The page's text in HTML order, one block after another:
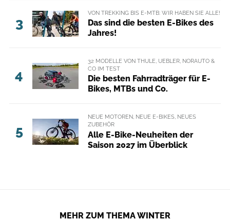
3
VON TREKKING BIS E-MTB: WIR HABEN SIE ALLE!
Das sind die besten E-Bikes des
Jahres!
4
32 MODELLE VON THULE, UEBLER, NORAUTO &
CO IM TEST
Die besten Fahrradträger für E-
Bikes, MTBs und Co.
5
NEUE MOTOREN, NEUE E-BIKES, NEUES
ZUBEHÖR
Alle E-Bike-Neuheiten der
Saison 2027 im Überblick
MEHR ZUM THEMA WINTER